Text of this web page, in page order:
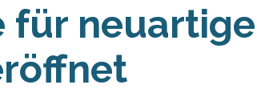
für neuartige